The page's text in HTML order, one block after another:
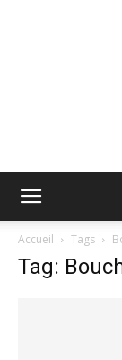
Accueil Tags
Tag: